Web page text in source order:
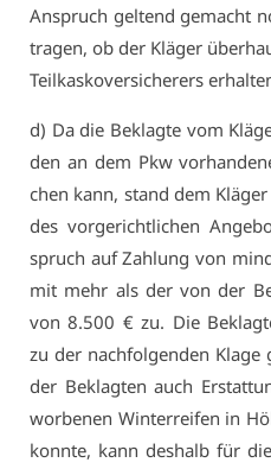
An­spruch gel­tend ge­macht
tra­gen, ob der Klä­ger
Teil­kas­ko­ver­si­che­rers
d) Da die Be­klag­te vom
den an dem Pkw
chen kann, stand dem
des vor­ge­richt­li­chen
spruch auf Zah­lung von
mit mehr als der von der
von 8.500 € zu. Die
zu der nach­fol­gen­den Kla­ge
der Be­klag­ten auch
wor­be­nen Win­ter­rei­fen in
konn­te, kann des­halb für